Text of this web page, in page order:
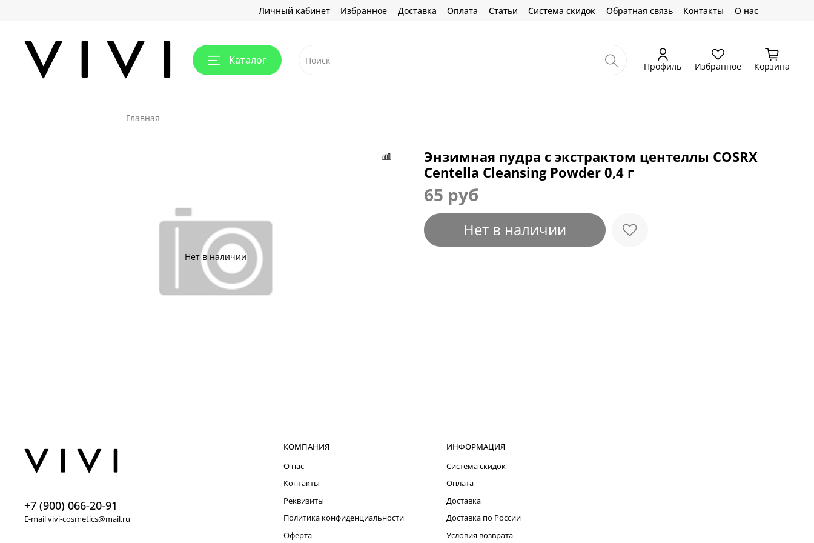
Личный кабинет Избранное Доставка Оплата Статьи Система скидок Обратная связь Контакты О нас
Каталог Профиль Избранное Корзина
Главная
Нет в наличии
Энзимная пудра с экстрактом центеллы COSRX
Centella Cleansing Powder 0,4 г
65 руб
Нет в наличии
КОМПАНИЯ
О нас
Контакты
Реквизиты
Политика конфиденциальности
Оферта
ИНФОРМАЦИЯ
Система скидок
Оплата
Доставка
Доставка по России
Условия возврата
+7 (900) 066-20-91
E-mail vivi-cosmetics@mail.ru